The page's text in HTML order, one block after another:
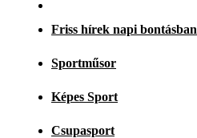
Friss hírek napi bontásban
Sportműsor
Képes Sport
Csupasport